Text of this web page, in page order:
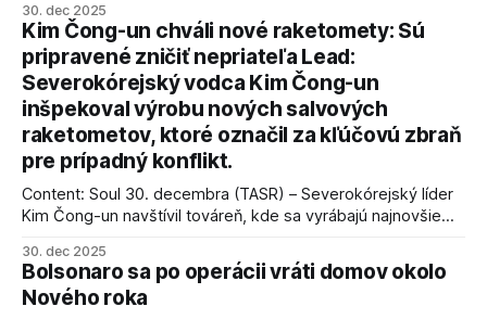
kľúčové pre úspešné dosiahnutie prímeria v Gaze. Agentúra
AFP informuje, že Trump vyjadril presvedčenie, že Izrael plní
podmienky dohody o prí
30. dec 2025
Kim Čong-un chváli nové raketomety: Sú
pripravené zničiť nepriateľa Lead:
Severokórejský vodca Kim Čong-un
inšpekoval výrobu nových salvových
raketometov, ktoré označil za kľúčovú zbraň
pre prípadný konflikt.
Content: Soul 30. decembra (TASR) – Severokórejský líder
Kim Čong-un navštívil továreň, kde sa vyrábajú najnovšie
schopnosti. Informovali o tom štátne médiá KĽDR, na ktoré
sa odvoláva agentúra AFP.
30. dec 2025
Bolsonaro sa po operácii vráti domov okolo
Nového roka